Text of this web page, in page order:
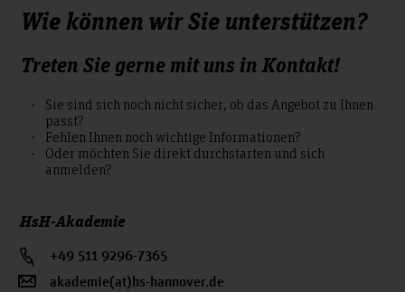
InP-310
Projektmanagement
InP-306.3
Ganzheitliches Change
Management
3. Semester
(30 CP, 3 SWS)
Wie können wir Sie unterstützen?
Treten Sie gerne mit uns in Kontakt!
Sie sind sich noch nicht sicher, ob das Angebot zu Ihnen
passt?
Fehlen Ihnen noch wichtige Informationen?
Oder möchten Sie direkt durchstarten und sich
anmelden?
HsH-Akademie
+49 511 9296-7365
akademie(at)hs-hannover.de